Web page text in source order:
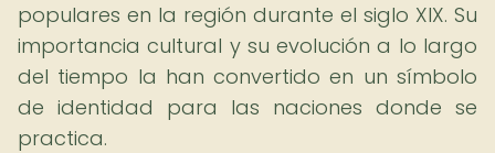
populares en la región durante el siglo XIX. Su
importancia cultural y su evolución a lo largo
del tiempo la han convertido en un símbolo
de identidad para las naciones donde se
practica.